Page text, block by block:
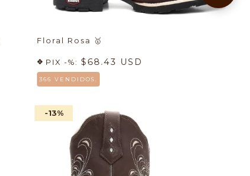
Floral Rosa 🥇
PIX -%:$68.43 USD
366 VENDIDOS.
-13%